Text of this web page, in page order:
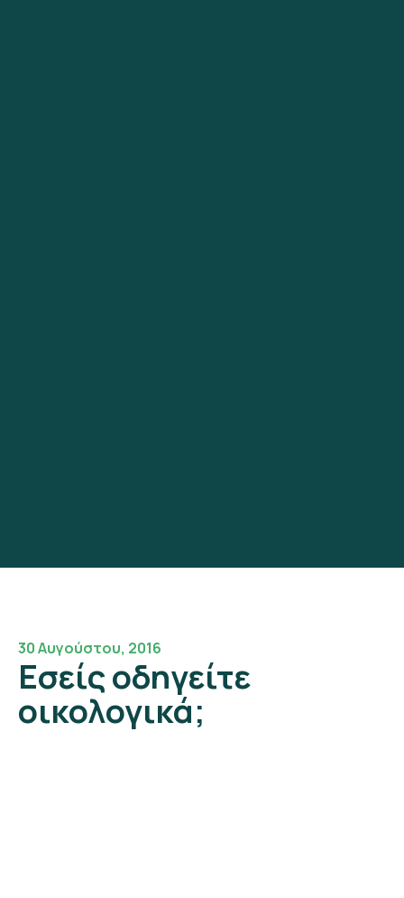
30 Αυγούστου, 2016
Εσείς οδηγείτε
οικολογικά;